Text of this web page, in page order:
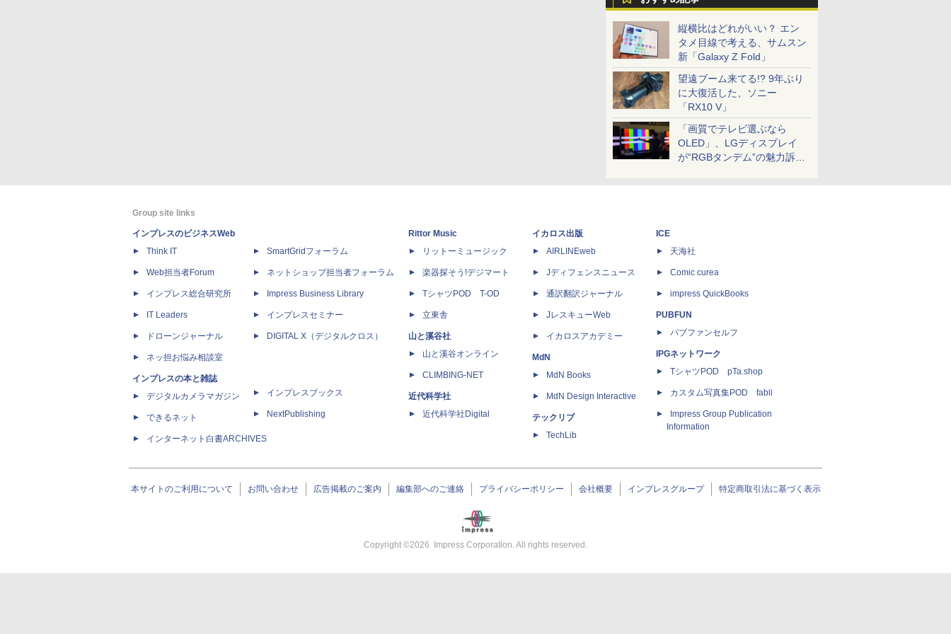
縦横比はどれがいい？ エン
タメ目線で考える、サムスン
新「Galaxy Z Fold」
望遠ブーム来てる!? 9年ぶり
に大復活した、ソニー
「RX10 V」
「画質でテレビ選ぶなら
OLED」、LGディスプレイ
が“RGBタンデム”の魅力訴
Group site links
インプレスのビジネスWeb
Think IT
Web担当者Forum
インプレス総合研究所
IT Leaders
ドローンジャーナル
ネッ担お悩み相談室
インプレスの本と雑誌
デジタルカメラマガジン
できるネット
インターネット白書ARCHIVES
SmartGridフォーラム
ネットショップ担当者フォーラム
Impress Business Library
インプレスセミナー
DIGITAL X（デジタルクロス）
インプレスブックス
NextPublishing
Rittor Music
リットーミュージック
楽器探そう!デジマート
TシャツPOD T-OD
立東舎
山と溪谷社
山と溪谷オンライン
CLIMBING-NET
近代科学社
近代科学社Digital
イカロス出版
AIRLINEweb
Jディフェンスニュース
通訳翻訳ジャーナル
JレスキューWeb
イカロスアカデミー
MdN
MdN Books
MdN Design Interactive
テックリブ
TechLib
ICE
天海社
Comic curea
impress QuickBooks
PUBFUN
パブファンセルフ
IPGネットワーク
TシャツPOD pTa.shop
カスタム写真集POD fabli
Impress Group Publication
Information
本サイトのご利用について お問い合わせ 広告掲載のご案内 編集部へのご連絡 プライバシーポリシー 会社概要 インプレスグループ 特定商取引法に基づく表示
Copyright ©2026 Impress Corporation. All rights reserved.